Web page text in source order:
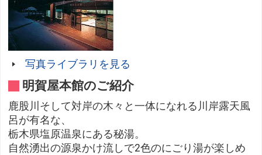
写真ライブラリを見る
明賀屋本館のご紹介
鹿股川そして対岸の木々と一体になれる川岸露天風
呂が有名な、
栃木県塩原温泉にある秘湯。
自然湧出の源泉かけ流しで2色のにごり湯が楽しめ